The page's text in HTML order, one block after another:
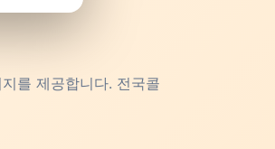
를 제공합니다. 전국콜